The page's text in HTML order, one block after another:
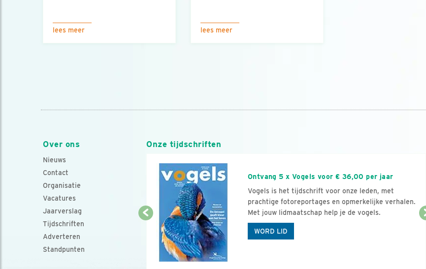
lees meer lees meer
Over ons
Nieuws
Contact
Organisatie
Vacatures
Jaarverslag
Tijdschriften
Adverteren
Standpunten
Onze tijdschriften
Ontvang 5 x Vogels voor € 36,00 per jaar
Vogels is het tijdschrift voor onze leden, met
prachtige fotoreportages en opmerkelijke verhalen.
Met jouw lidmaatschap help je de vogels.
WORD LID